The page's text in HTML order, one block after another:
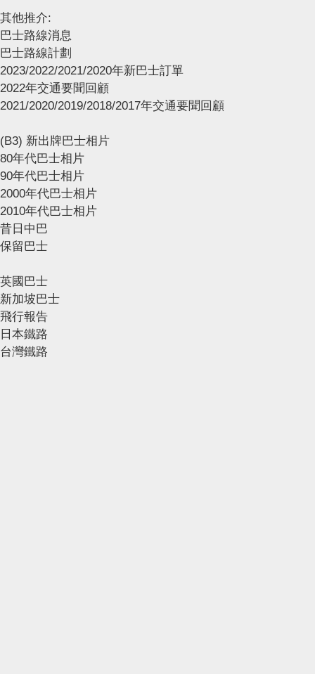
其他推介:
巴士路線消息
巴士路線計劃
2023/2022/2021/2020年新巴士訂單
2022年交通要聞回顧
2021/2020/2019/2018/2017年交通要聞回顧
(B3) 新出牌巴士相片
80年代巴士相片
90年代巴士相片
2000年代巴士相片
2010年代巴士相片
昔日中巴
保留巴士
英國巴士
新加坡巴士
飛行報告
日本鐵路
台灣鐵路